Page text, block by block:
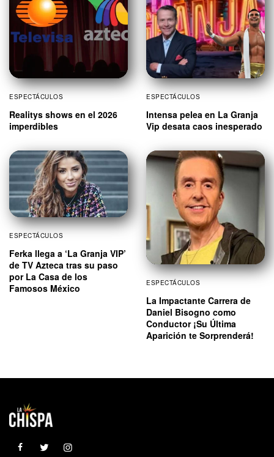
ESPECTÁCULOS
Realitys shows en el 2026
imperdibles
ESPECTÁCULOS
Intensa pelea en La Granja
Vip desata caos inesperado
ESPECTÁCULOS
Ferka llega a ‘La Granja VIP’
de TV Azteca tras su paso
por La Casa de los
Famosos México
ESPECTÁCULOS
La Impactante Carrera de
Daniel Bisogno como
Conductor ¡Su Última
Aparición te Sorprenderá!